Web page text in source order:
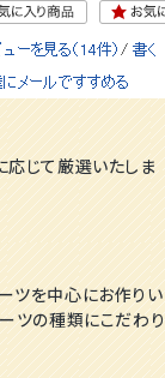
応じて厳選いたしま
ツを中心にお作りい
ツの種類にこだわり